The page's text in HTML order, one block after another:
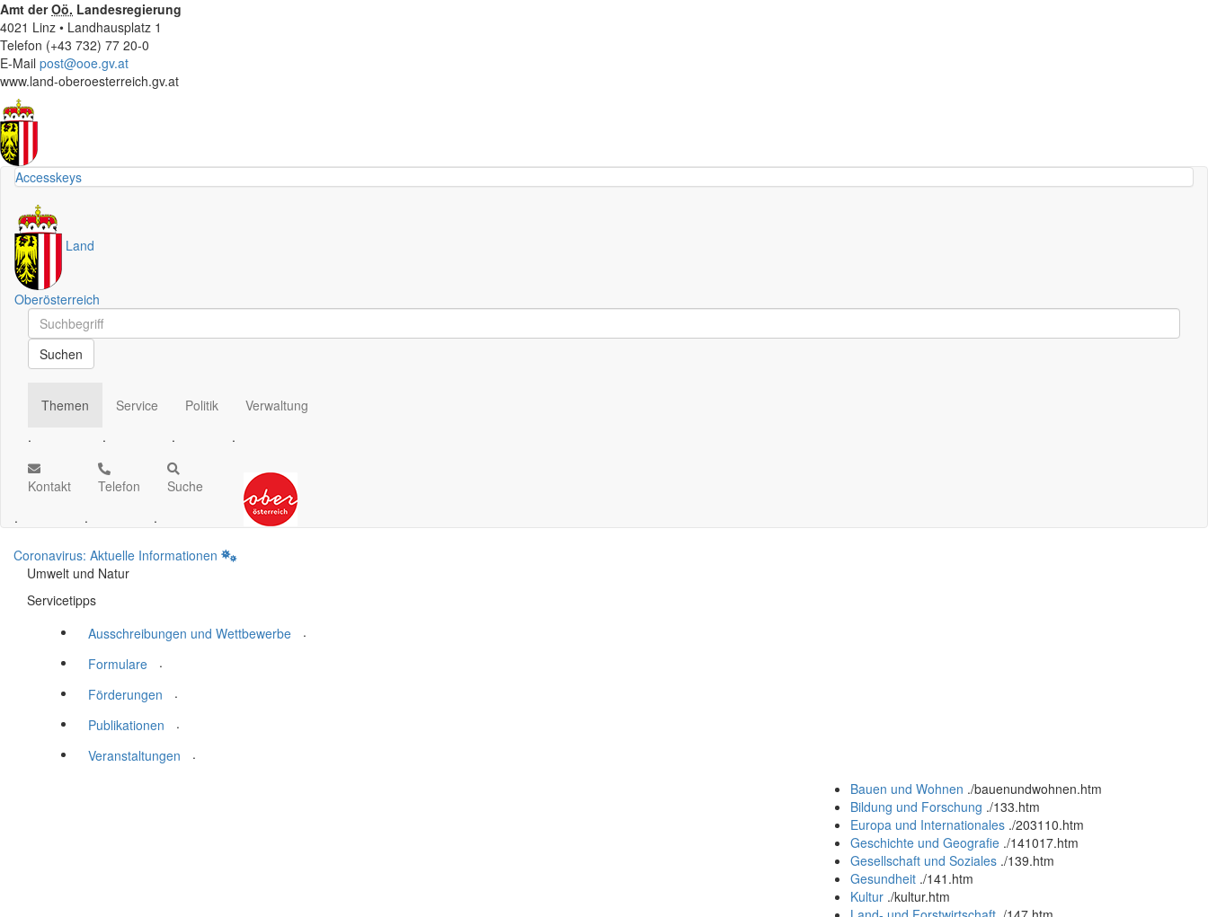
Amt derOö. Landesregierung
4021 Linz • Landhausplatz 1
Telefon (+43 732) 77 20-0
E-Mail post@ooe.gv.at
www.land-oberoesterreich.gv.at
Accesskeys
Land
Oberösterreich
Schnellsuche
Schnellsuche
Suchen
Themen
.
Service
.
Politik
.
Verwaltung
.
Kontakt
.
Telefon
.
Suche
.
Coronavirus: Aktuelle Informationen
Umwelt und Natur
Servicetipps
Ausschreibungen und Wettbewerbe
.
Formulare
.
Förderungen
.
Publikationen
.
Veranstaltungen
.
Bauen und Wohnen ./bauenundwohnen.htm
Bildung und Forschung ./133.htm
Europa und Internationales ./203110.htm
Geschichte und Geografie ./141017.htm
Gesellschaft und Soziales ./139.htm
Gesundheit ./141.htm
Kultur ./kultur.htm